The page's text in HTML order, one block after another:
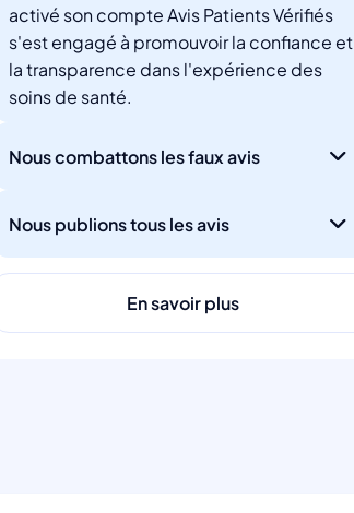
activé son compte Avis Patients Vérifiés
s'est engagé à promouvoir la confiance et
la transparence dans l'expérience des
soins de santé.
Nous combattons les faux avis
Nous publions tous les avis
En savoir plus